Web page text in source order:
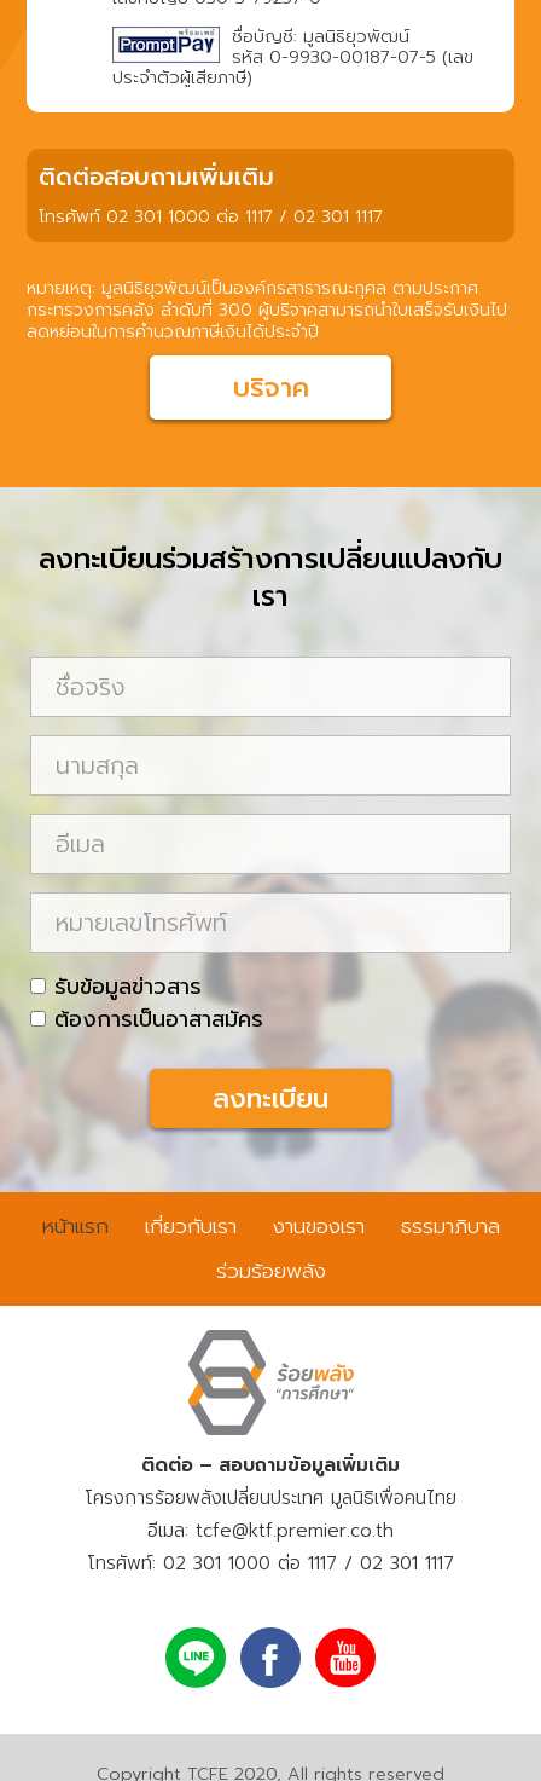
ชื่อบัญชี: มูลนิธิยุวพัฒน์
รหัส 0-9930-00187-07-5 (เลข
ประจำตัวผู้เสียภาษี)
ติดต่อสอบถามเพิ่มเติม
โทรศัพท์ 02 301 1000 ต่อ 1117 / 02 301 1117
หมายเหตุ: มูลนิธิยุวพัฒน์เป็นองค์กรสาธารณะกุศล ตามประกาศ
กระทรวงการคลัง ลำดับที่ 300 ผู้บริจาคสามารถนำใบเสร็จรับเงินไป
ลดหย่อนในการคำนวณภาษีเงินได้ประจำปี
บริจาค
ลงทะเบียนร่วมสร้างการเปลี่ยนแปลงกับ
เรา
จ
ง
ม
กุ
ม
า
ย
เ
ท
ร
ศั
ท์
c
h
b
o
x
รับข้อมูลข่าวสาร
ต้องการเป็นอาสาสมัคร
หน้าแรก เกี่ยวกับเรา งานของเรา
ธรรมาภิบาล
ร่วมร้อยพลัง
ติดต่อ – สอบถามข้อมูลเพิ่มเติม
โครงการร้อยพลังเปลี่ยนประเทศ มูลนิธิเพื่อคนไทย
อีเมล: tcfe@ktf.premier.co.th
โทรศัพท์: 02 301 1000 ต่อ 1117 / 02 301 1117
Copyright TCFE 2020, All rights reserved